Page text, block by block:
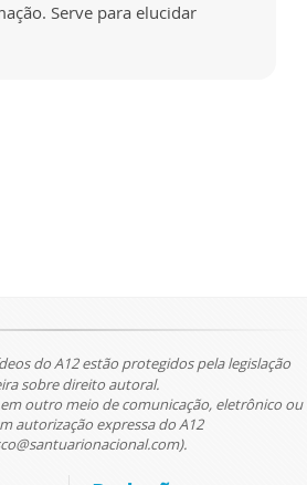
Serve para elucidar
do A12 estão protegidos pela legislação
sobre direito autoral.
outro meio de comunicação, eletrônico ou
autorização expressa do A12